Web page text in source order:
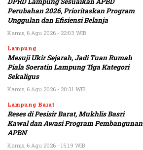
Perubahan 2026, Prioritaskan Program
Unggulan dan Efisiensi Belanja
Kamis, 6 Agu 2026 - 22:03 WIB
Lampung
Mesuji Ukir Sejarah, Jadi Tuan Rumah
Piala Soeratin Lampung Tiga Kategori
Sekaligus
Kamis, 6 Agu 2026 - 20:31 WIB
Lampung Barat
Reses di Pesisir Barat, Mukhlis Basri
Kawal dan Awasi Program Pembangunan
APBN
Kamis, 6 Agu 2026 - 15:19 WIB